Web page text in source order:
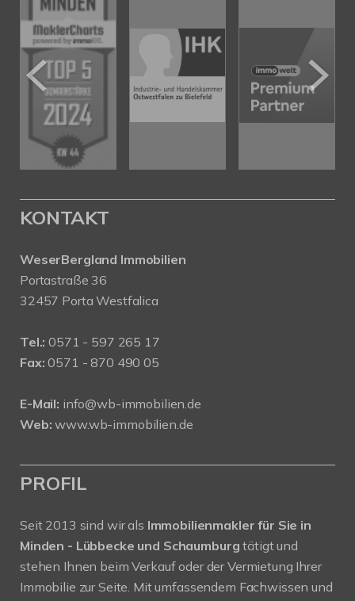
KONTAKT
WeserBergland Immobilien
Portastraße 36
32457 Porta Westfalica
Tel.: 0571 - 597 265 17
Fax: 0571 - 870 490 05
E-Mail: info@wb-immobilien.de
Web: www.wb-immobilien.de
PROFIL
Seit 2013 sind wir als Immobilienmakler für Sie in
Minden - Lübbecke und Schaumburgtätigt und
stehen Ihnen beim Verkauf oder der Vermietung Ihrer
Immobilie zur Seite. Mit umfassendem Fachwissen und